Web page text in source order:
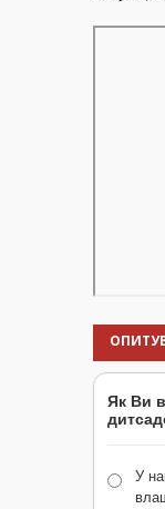
Як Ви
У